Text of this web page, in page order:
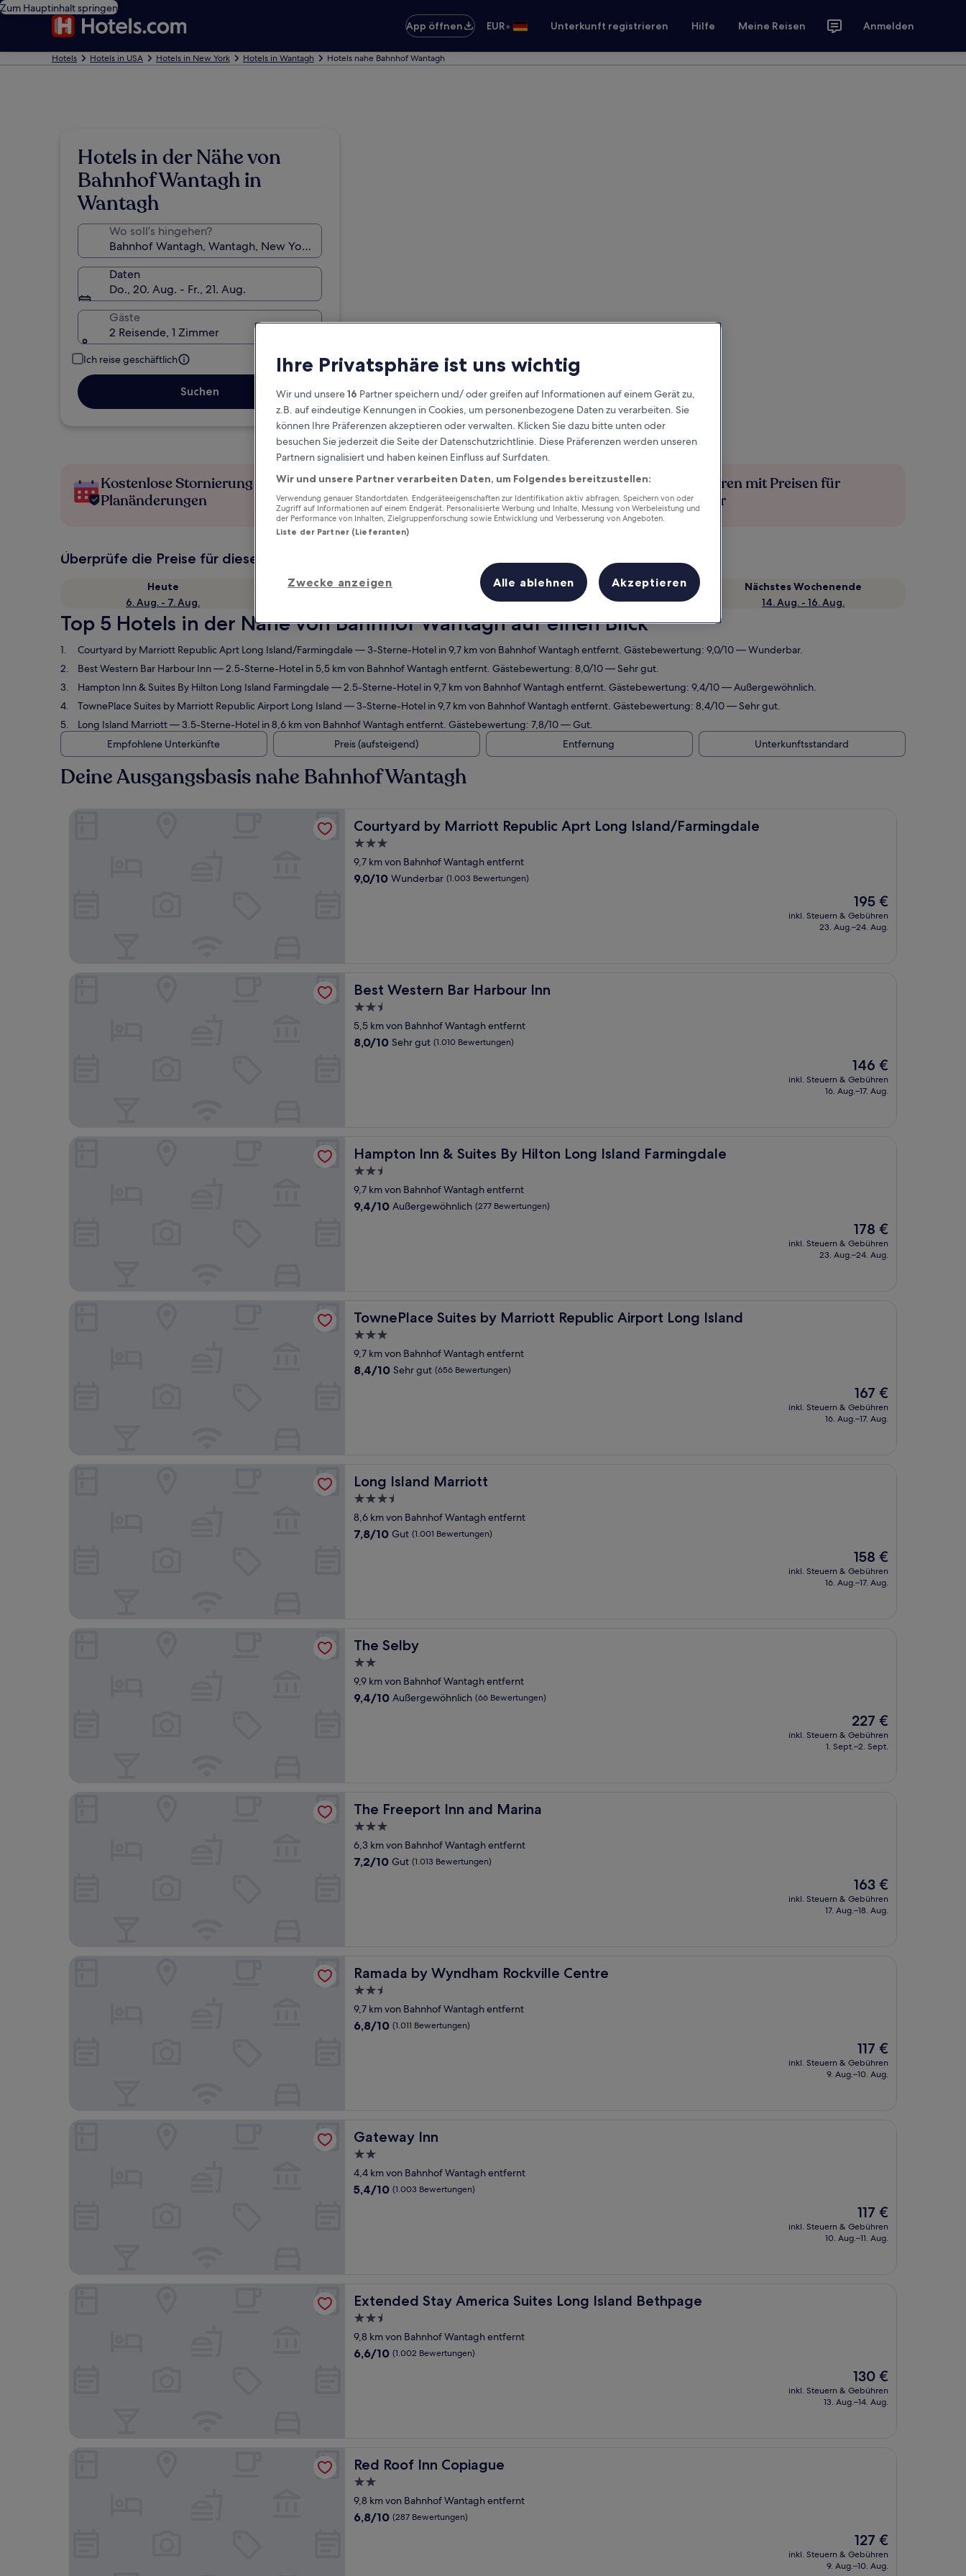
Zum Hauptinhalt springen
App öffnen
EUR• Unterkunft registrieren Hilfe Meine Reisen Anmelden
Hotels Hotels in USA Hotels in New York Hotels in Wantagh Hotels nahe Bahnhof Wantagh
Hotels in der Nähe von
Bahnhof Wantagh in
Wantagh
Wo soll’s hingehen?
Daten
Do., 20. Aug. - Fr., 21. Aug.
Gäste
2 Reisende, 1 Zimmer
Ich reise geschäftlich
Suchen
Kostenlose Stornierung bei
Planänderungen
Verdiene Prämien für jede
wahrgenommene Übernachtung
Mehr sparen mit Preisen für
Mitglieder
Überprüfe die Preise für diese Daten
Heute
6. Aug. - 7. Aug.
Morgen
Dieses Wochenende
7. Aug. - 9. Aug.
Nächstes Wochenende
14. Aug. - 16. Aug.
Top 5 Hotels in der Nähe von Bahnhof Wantagh auf einen Blick
Courtyard by Marriott Republic Aprt Long Island/Farmingdale— 3-Sterne-Hotel in 9,7 km von Bahnhof Wantagh entfernt. Gästebewertung: 9,0/10 — Wunderbar.
Best Western Bar Harbour Inn— 2.5-Sterne-Hotel in 5,5 km von Bahnhof Wantagh entfernt. Gästebewertung: 8,0/10 — Sehr gut.
Hampton Inn & Suites By Hilton Long Island Farmingdale— 2.5-Sterne-Hotel in 9,7 km von Bahnhof Wantagh entfernt. Gästebewertung: 9,4/10 — Außergewöhnlich.
TownePlace Suites by Marriott Republic Airport Long Island — 3-Sterne-Hotel in 9,7 km von Bahnhof Wantagh entfernt. Gästebewertung: 8,4/10 — Sehr gut.
Long Island Marriott— 3.5-Sterne-Hotel in 8,6 km von Bahnhof Wantagh entfernt. Gästebewertung: 7,8/10 — Gut.
Empfohlene Unterkünfte
Preis (aufsteigend) Entfernung Unterkunftsstandard
Deine Ausgangsbasis nahe Bahnhof Wantagh
Courtyard by Marriott Republic Aprt Long Island/Farmingdale
Courtyard by Marriott Republic Aprt Long Island/Farmingdale
3.0-
Sterne-
Unterkunft
9,7 km von Bahnhof Wantagh entfernt
9.0
9,0/10 Wunderbar (1.003 Bewertungen)
Der
Preis
beträgt
195 €
inkl. Steuern & Gebühren
23. Aug.–24. Aug.
Courtyard by Marriott Republic Aprt Long Island/Farmingdale
Best Western Bar Harbour Inn
Best Western Bar Harbour Inn
2.5-
Sterne-
Unterkunft
5,5 km von Bahnhof Wantagh entfernt
8.0
8,0/10 Sehr gut (1.010 Bewertungen)
Der
Preis
beträgt
146 €
inkl. Steuern & Gebühren
16. Aug.–17. Aug.
Hampton Inn & Suites By Hilton Long Island Farmingdale
Hampton Inn & Suites By Hilton Long Island Farmingdale
2.5-
Sterne-
Unterkunft
9,7 km von Bahnhof Wantagh entfernt
9.4
9,4/10 Außergewöhnlich (277 Bewertungen)
Der
Preis
beträgt
178 €
inkl. Steuern & Gebühren
23. Aug.–24. Aug.
Hampton Inn & Suites By Hilton Long Island Farmingdale
TownePlace Suites by Marriott Republic Airport Long Island
TownePlace Suites by Marriott Republic Airport Long Island
3.0-
Sterne-
Unterkunft
9,7 km von Bahnhof Wantagh entfernt
8.4
8,4/10 Sehr gut (656 Bewertungen)
Der
Preis
beträgt
167 €
inkl. Steuern & Gebühren
16. Aug.–17. Aug.
TownePlace Suites by Marriott Republic Airport Long Island
Long Island Marriott
Long Island Marriott
3.5-
Sterne-
Unterkunft
8,6 km von Bahnhof Wantagh entfernt
7.8
7,8/10 Gut (1.001 Bewertungen)
Der
Preis
beträgt
158 €
inkl. Steuern & Gebühren
16. Aug.–17. Aug.
The Selby
The Selby
2.0-
Sterne-
Unterkunft
9,9 km von Bahnhof Wantagh entfernt
9.4
9,4/10 Außergewöhnlich (66 Bewertungen)
Der
Preis
beträgt
227 €
inkl. Steuern & Gebühren
1. Sept.–2. Sept.
The Freeport Inn and Marina
The Freeport Inn and Marina
3.0-
Sterne-
Unterkunft
6,3 km von Bahnhof Wantagh entfernt
7.2
7,2/10 Gut (1.013 Bewertungen)
Der
Preis
beträgt
163 €
inkl. Steuern & Gebühren
17. Aug.–18. Aug.
Ramada by Wyndham Rockville Centre
Ramada by Wyndham Rockville Centre
2.5-
Sterne-
Unterkunft
9,7 km von Bahnhof Wantagh entfernt
6.8
6,8/10 (1.011 Bewertungen)
Der
Preis
beträgt
117 €
inkl. Steuern & Gebühren
9. Aug.–10. Aug.
Gateway Inn
Gateway Inn
2.0-
Sterne-
Unterkunft
4,4 km von Bahnhof Wantagh entfernt
5.4
5,4/10 (1.003 Bewertungen)
Der
Preis
beträgt
117 €
inkl. Steuern & Gebühren
10. Aug.–11. Aug.
Extended Stay America Suites Long Island Bethpage
Extended Stay America Suites Long Island Bethpage
2.5-
Sterne-
Unterkunft
9,8 km von Bahnhof Wantagh entfernt
6.6
6,6/10 (1.002 Bewertungen)
Der
Preis
beträgt
130 €
inkl. Steuern & Gebühren
13. Aug.–14. Aug.
Extended Stay America Suites Long Island Bethpage
Red Roof Inn Copiague
Red Roof Inn Copiague
2.0-
Sterne-
Unterkunft
9,8 km von Bahnhof Wantagh entfernt
6.8
6,8/10 (287 Bewertungen)
Der
Preis
beträgt
127 €
inkl. Steuern & Gebühren
9. Aug.–10. Aug.
Ihre Privatsphäre ist uns wichtig
Wir und unsere16 Partner speichern und/ oder greifen auf Informationen auf einem Gerät zu,
z.B. auf eindeutige Kennungen in Cookies, um personenbezogene Daten zu verarbeiten. Sie
können Ihre Präferenzen akzeptieren oder verwalten. Klicken Sie dazu bitte unten oder
besuchen Sie jederzeit die Seite der Datenschutzrichtlinie. Diese Präferenzen werden unseren
Partnern signalisiert und haben keinen Einfluss auf Surfdaten.
Wir und unsere Partner verarbeiten Daten, um Folgendes bereitzustellen:
Verwendung genauer Standortdaten. Endgeräteeigenschaften zur Identifikation aktiv abfragen. Speichern von oder
Zugriff auf Informationen auf einem Endgerät. Personalisierte Werbung und Inhalte, Messung von Werbeleistung und
der Performance von Inhalten, Zielgruppenforschung sowie Entwicklung und Verbesserung von Angeboten.
Liste der Partner (Lieferanten)
Zwecke anzeigen Alle ablehnen Akzeptieren